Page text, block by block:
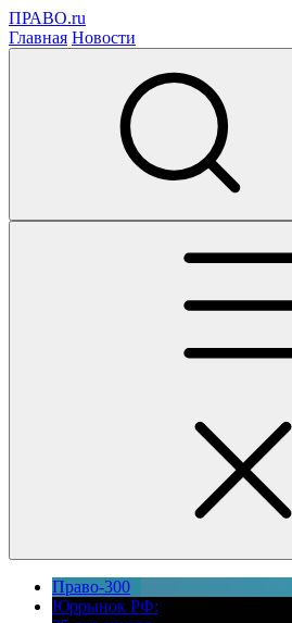
ПРАВО.ru
Главная Новости
Право-300
Юррынок РФ: